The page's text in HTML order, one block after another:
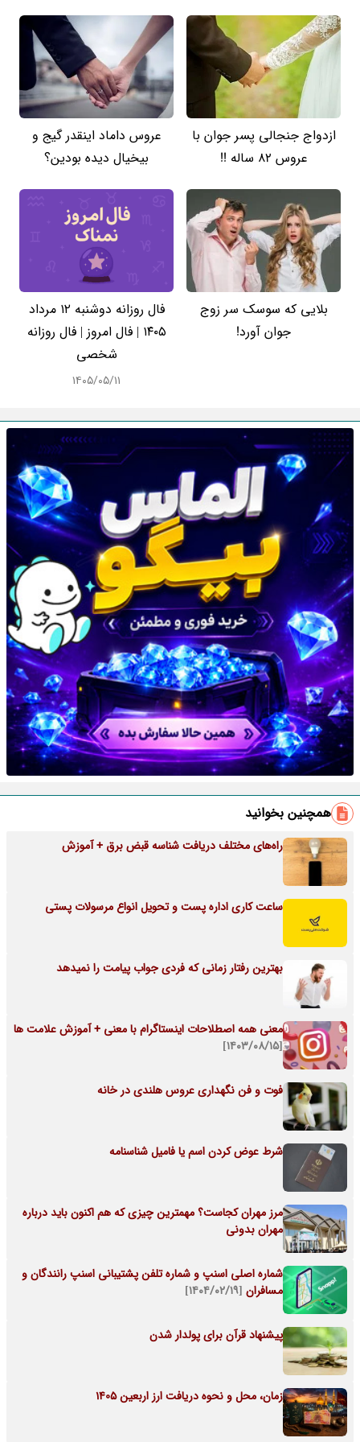
ازدواج جنجالی پسر جوان با
عروس 82 ساله !!
عروس داماد اینقدر گیج و
بیخیال دیده بودین؟
بلایی که سوسک سر زوج
جوان آورد!
فال روزانه دوشنبه ۱۲ مرداد
۱۴۰۵ | فال امروز | فال روزانه
شخصی
۱۴۰۵/۰۵/۱۱
همچنین بخوانید
راه‌های مختلف دریافت شناسه قبض برق + آموزش
ساعت کاری اداره پست و تحویل انواع مرسولات پستی
بهترین رفتار زمانی که فردی جواب پیامت را نمیدهد
معنی همه اصطلاحات اینستاگرام با معنی + آموزش علامت ها
[۱۴۰۳/۰۸/۱۵]
فوت و فن نگهداری عروس هلندی در خانه
شرط عوض کردن اسم یا فامیل شناسنامه
مرز مهران کجاست؟ مهمترین چیزی که هم اکنون باید درباره
مهران بدونی
شماره اصلی اسنپ و شماره تلفن پشتیبانی اسنپ رانندگان و
مسافران [۱۴۰۴/۰۲/۱۹]
پیشنهاد قرآن برای پولدار شدن
زمان، محل و نحوه دریافت ارز اربعین 1405